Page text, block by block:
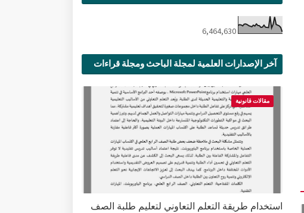
6,464,630
آخر الإصدارات العلمية لمجلة الباحث ومجلة قراءات
مقالات قانونية
استخدام طريقة التعلم التعاوني لتعليم طلبة الصف